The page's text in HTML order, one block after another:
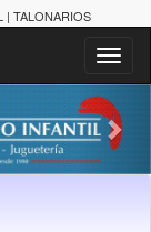
| TALONARIOS